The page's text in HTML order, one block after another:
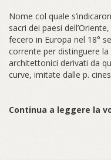
Nome col quale
sacri dei paesi
fecero in Europa nel 18°
corrente per distinguere
architettonici derivati da
curve, imitate dalle p.
Continua a leggere la